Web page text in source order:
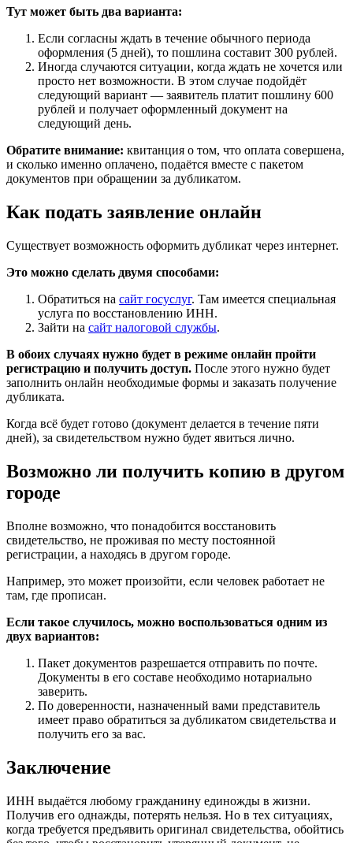
Тут может быть два варианта:
Если согласны ждать в течение обычного периода
оформления (5 дней), то пошлина составит 300 рублей.
Иногда случаются ситуации, когда ждать не хочется или
просто нет возможности. В этом случае подойдёт
следующий вариант — заявитель платит пошлину 600
рублей и получает оформленный документ на
следующий день.
Обратите внимание: квитанция о том, что оплата совершена,
и сколько именно оплачено, подаётся вместе с пакетом
документов при обращении за дубликатом.
Как подать заявление онлайн
Существует возможность оформить дубликат через интернет.
Это можно сделать двумя способами:
Обратиться на сайт госуслуг. Там имеется специальная
услуга по восстановлению ИНН.
Зайти на сайт налоговой службы.
В обоих случаях нужно будет в режиме онлайн пройти
регистрацию и получить доступ. После этого нужно будет
заполнить онлайн необходимые формы и заказать получение
дубликата.
Когда всё будет готово (документ делается в течение пяти
дней), за свидетельством нужно будет явиться лично.
Возможно ли получить копию в другом
городе
Вполне возможно, что понадобится восстановить
свидетельство, не проживая по месту постоянной
регистрации, а находясь в другом городе.
Например, это может произойти, если человек работает не
там, где прописан.
Если такое случилось, можно воспользоваться одним из
двух вариантов:
Пакет документов разрешается отправить по почте.
Документы в его составе необходимо нотариально
заверить.
По доверенности, назначенный вами представитель
имеет право обратиться за дубликатом свидетельства и
получить его за вас.
Заключение
ИНН выдаётся любому гражданину единожды в жизни.
Получив его однажды, потерять нельзя. Но в тех ситуациях,
когда требуется предъявить оригинал свидетельства, обойтись